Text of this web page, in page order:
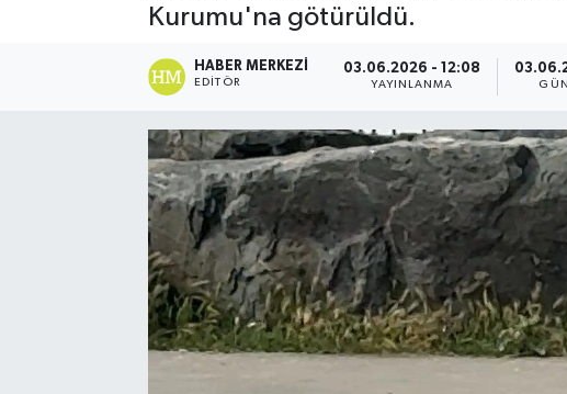
Kurumu'na götürüldü.
HABER MERKEZI
EDITÖR
03.06.2026 - 12:08
YAYINLANMA